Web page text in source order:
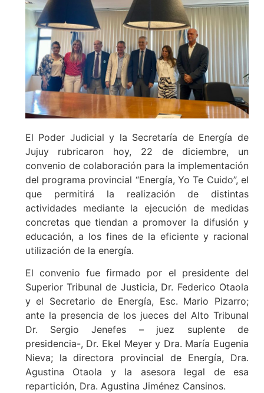
El Poder Judicial y la Secretaría de Energía de
Jujuy rubricaron hoy, 22 de diciembre, un
convenio de colaboración para la implementación
del programa provincial “Energía, Yo Te Cuido”, el
que permitirá la realización de distintas
actividades mediante la ejecución de medidas
concretas que tiendan a promover la difusión y
educación, a los fines de la eficiente y racional
utilización de la energía.
El convenio fue firmado por el presidente del
Superior Tribunal de Justicia, Dr. Federico Otaola
y el Secretario de Energía, Esc. Mario Pizarro;
ante la presencia de los jueces del Alto Tribunal
Dr. Sergio Jenefes – juez suplente de
presidencia-, Dr. Ekel Meyer y Dra. María Eugenia
Nieva; la directora provincial de Energía, Dra.
Agustina Otaola y la asesora legal de esa
repartición, Dra. Agustina Jiménez Cansinos.